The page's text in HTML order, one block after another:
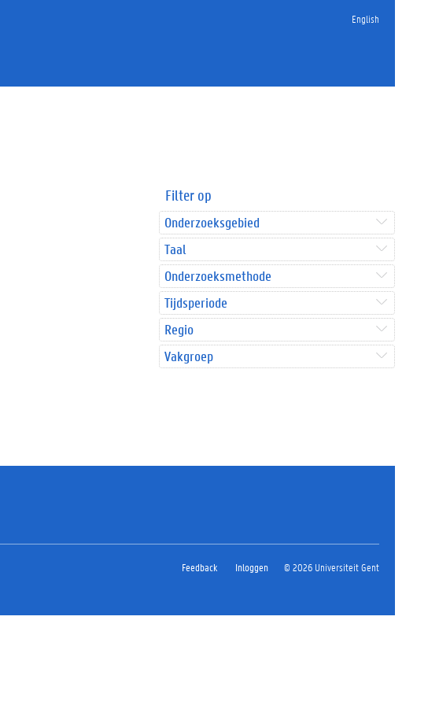
English
Filter op
Onderzoeksgebied
Taal
Onderzoeksmethode
Tijdsperiode
Regio
Vakgroep
Feedback Inloggen © 2026 Universiteit Gent